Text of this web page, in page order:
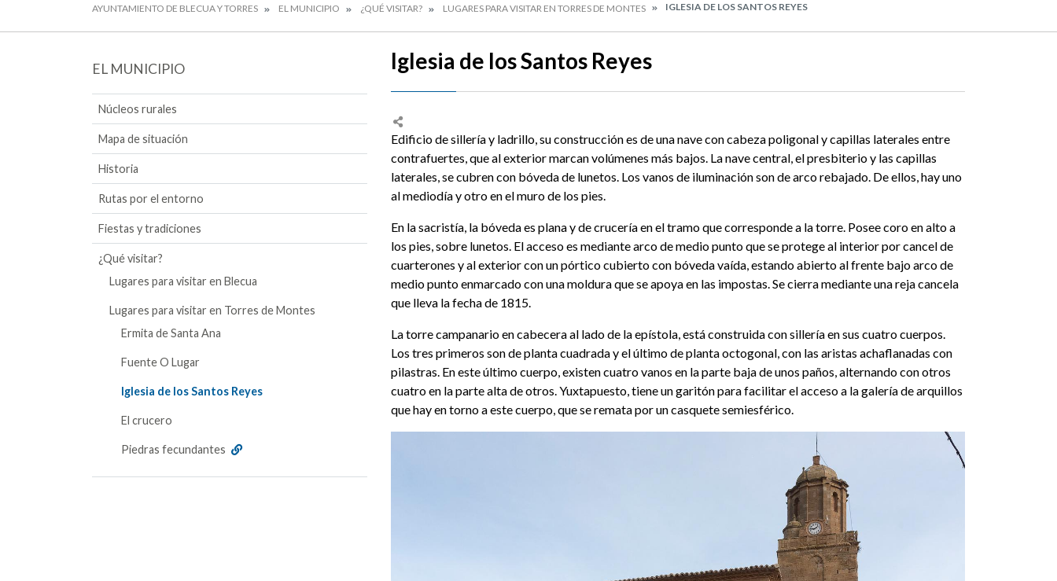
AYUNTAMIENTO DE BLECUA Y TORRES EL MUNICIPIO ¿QUÉ VISITAR? LUGARES PARA VISITAR EN TORRES DE MONTES IGLESIA DE LOS SANTOS REYES
EL MUNICIPIO
Núcleos rurales
Mapa de situación
Historia
Rutas por el entorno
Fiestas y tradiciones
¿Qué visitar?
Lugares para visitar en Blecua
Lugares para visitar en Torres de Montes
Ermita de Santa Ana
Fuente O Lugar
Iglesia de los Santos Reyes
El crucero
Piedras fecundantes
Iglesia de los Santos Reyes
Edificio de sillería y ladrillo, su construcción es de una nave con cabeza poligonal y capillas laterales entre
contrafuertes, que al exterior marcan volúmenes más bajos. La nave central, el presbiterio y las capillas
laterales, se cubren con bóveda de lunetos. Los vanos de iluminación son de arco rebajado. De ellos, hay uno
al mediodía y otro en el muro de los pies.
En la sacristía, la bóveda es plana y de crucería en el tramo que corresponde a la torre. Posee coro en alto a
los pies, sobre lunetos. El acceso es mediante arco de medio punto que se protege al interior por cancel de
cuarterones y al exterior con un pórtico cubierto con bóveda vaída, estando abierto al frente bajo arco de
medio punto enmarcado con una moldura que se apoya en las impostas. Se cierra mediante una reja cancela
que lleva la fecha de 1815.
La torre campanario en cabecera al lado de la epístola, está construida con sillería en sus cuatro cuerpos.
Los tres primeros son de planta cuadrada y el último de planta octogonal, con las aristas achaflanadas con
pilastras. En este último cuerpo, existen cuatro vanos en la parte baja de unos paños, alternando con otros
cuatro en la parte alta de otros. Yuxtapuesto, tiene un garitón para facilitar el acceso a la galería de arquillos
que hay en torno a este cuerpo, que se remata por un casquete semiesférico.